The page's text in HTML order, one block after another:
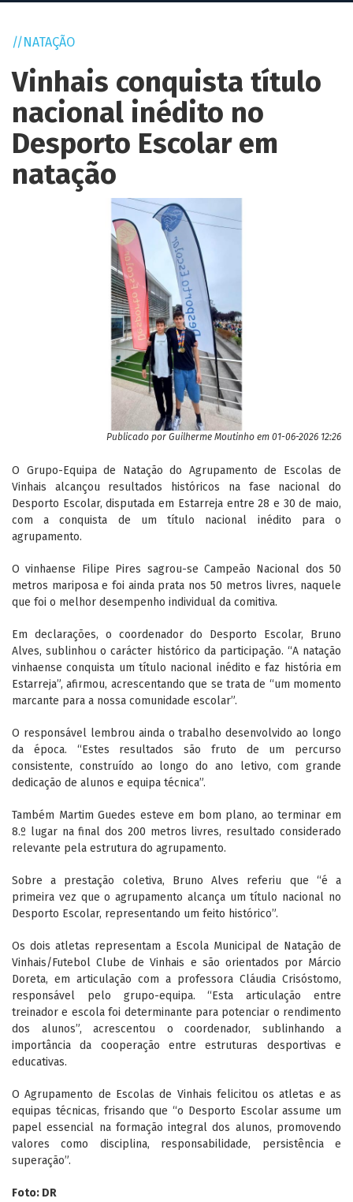
NATAÇÃO
Vinhais conquista título
nacional inédito no
Desporto Escolar em
natação
Publicado por Guilherme Moutinho em 01-06-2026 12:26
O Grupo-Equipa de Natação do Agrupamento de Escolas de
Vinhais alcançou resultados históricos na fase nacional do
Desporto Escolar, disputada em Estarreja entre 28 e 30 de maio,
com a conquista de um título nacional inédito para o
agrupamento.
O vinhaense Filipe Pires sagrou-se Campeão Nacional dos 50
metros mariposa e foi ainda prata nos 50 metros livres, naquele
que foi o melhor desempenho individual da comitiva.
Em declarações, o coordenador do Desporto Escolar, Bruno
Alves, sublinhou o carácter histórico da participação. “A natação
vinhaense conquista um título nacional inédito e faz história em
Estarreja”, afirmou, acrescentando que se trata de “um momento
marcante para a nossa comunidade escolar”.
O responsável lembrou ainda o trabalho desenvolvido ao longo
da época. “Estes resultados são fruto de um percurso
consistente, construído ao longo do ano letivo, com grande
dedicação de alunos e equipa técnica”.
Também Martim Guedes esteve em bom plano, ao terminar em
8.º lugar na final dos 200 metros livres, resultado considerado
relevante pela estrutura do agrupamento.
Sobre a prestação coletiva, Bruno Alves referiu que “é a
primeira vez que o agrupamento alcança um título nacional no
Desporto Escolar, representando um feito histórico”.
Os dois atletas representam a Escola Municipal de Natação de
Vinhais/Futebol Clube de Vinhais e são orientados por Márcio
Doreta, em articulação com a professora Cláudia Crisóstomo,
responsável pelo grupo-equipa. “Esta articulação entre
treinador e escola foi determinante para potenciar o rendimento
dos alunos”, acrescentou o coordenador, sublinhando a
importância da cooperação entre estruturas desportivas e
educativas.
O Agrupamento de Escolas de Vinhais felicitou os atletas e as
equipas técnicas, frisando que “o Desporto Escolar assume um
papel essencial na formação integral dos alunos, promovendo
valores como disciplina, responsabilidade, persistência e
superação”.
Foto: DR